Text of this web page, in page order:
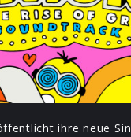
ihre neue